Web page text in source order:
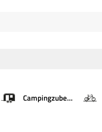
Campingzubehör